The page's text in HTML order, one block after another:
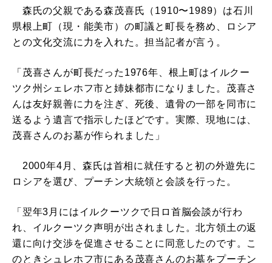
森氏の父親である森茂喜氏（1910〜1989）は石川
県根上町（現・能美市）の町議と町長を務め、ロシア
との文化交流に力を入れた。担当記者が言う。
「茂喜さんが町長だった1976年、根上町はイルクー
ツク州シェレホフ市と姉妹都市になりました。茂喜さ
んは友好親善に力を注ぎ、死後、遺骨の一部を同市に
送るよう遺言で指示したほどです。実際、現地には、
茂喜さんのお墓が作られました」
2000年4月、森氏は首相に就任すると初の外遊先に
ロシアを選び、プーチン大統領と会談を行った。
「翌年3月にはイルクーツクで日ロ首脳会談が行わ
れ、イルクーツク声明が出されました。北方領土の返
還に向け交渉を促進させることに同意したのです。こ
のときシュレホフ市にある茂喜さんのお墓をプーチン